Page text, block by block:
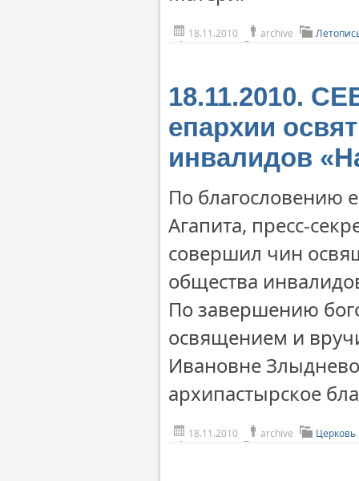
18.11.2010 archive
18.11.2010.
епархии
инвалидов
По благословению
Агапита, пресс-
совершил чин
общества
По завершению
освящением и
Ивановне
архипастырское
18.11.2010 archive